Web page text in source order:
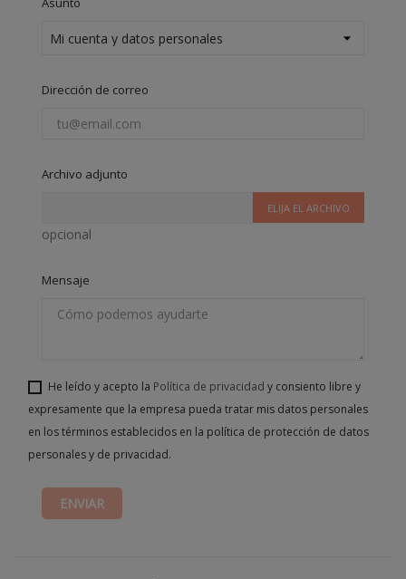
Dirección de correo
Archivo adjunto
ELIJA EL ARCHIVO
opcional
Mensaje
He leído y acepto la Política de privacidad y consiento libre y
expresamente que la empresa pueda tratar mis datos personales
en los términos establecidos en la política de protección de datos
personales y de privacidad.